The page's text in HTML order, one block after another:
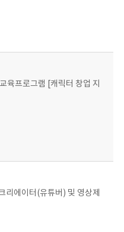
육프로그램 [캐릭터 창업 지
리에이터(유튜버) 및 영상제